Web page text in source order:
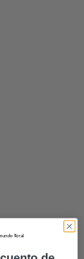
floral